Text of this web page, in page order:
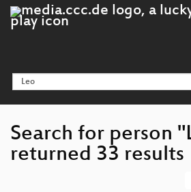
Search for person
returned 33 results